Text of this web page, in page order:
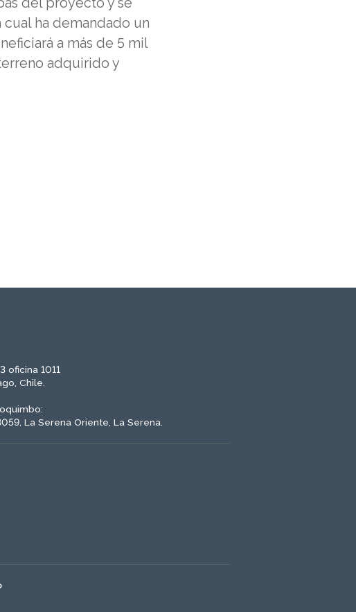
ha demandado un
a más de 5 mil
adquirido y
oficina 1011
Chile.
La Serena Oriente, La Serena.